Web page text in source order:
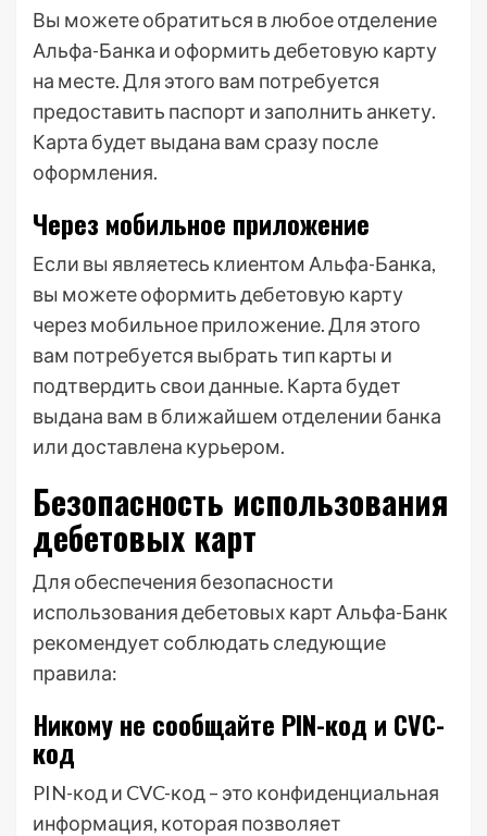
Вы можете обратиться в любое отделение
Альфа-Банка и оформить дебетовую карту
на месте. Для этого вам потребуется
предоставить паспорт и заполнить анкету.
Карта будет выдана вам сразу после
оформления.
Через мобильное приложение
Если вы являетесь клиентом Альфа-Банка,
вы можете оформить дебетовую карту
через мобильное приложение. Для этого
вам потребуется выбрать тип карты и
подтвердить свои данные. Карта будет
выдана вам в ближайшем отделении банка
или доставлена курьером.
Безопасность использования
дебетовых карт
Для обеспечения безопасности
использования дебетовых карт Альфа-Банк
рекомендует соблюдать следующие
правила:
Никому не сообщайте PIN-код и CVC-
код
PIN-код и CVC-код – это конфиденциальная
информация, которая позволяет